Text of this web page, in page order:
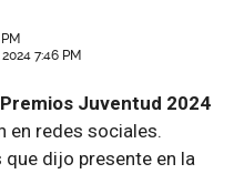
7:46 PM
Juventud 2024
en redes sociales.
dijo presente en la